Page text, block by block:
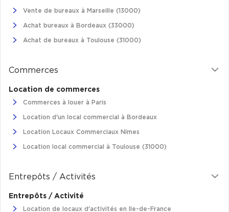
Vente de bureaux à Marseille (13000)
Achat bureaux à Bordeaux (33000)
Achat de bureaux à Toulouse (31000)
Commerces
Location de commerces
Commerces à louer à Paris
Location d'un local commercial à Bordeaux
Location Locaux Commerciaux Nîmes
Location local commercial à Toulouse (31000)
Entrepôts / Activités
Entrepôts / Activité
Location de locaux d'activités en Ile-de-France